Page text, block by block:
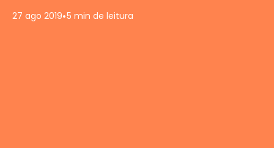
27 ago 2019•5 min de leitura